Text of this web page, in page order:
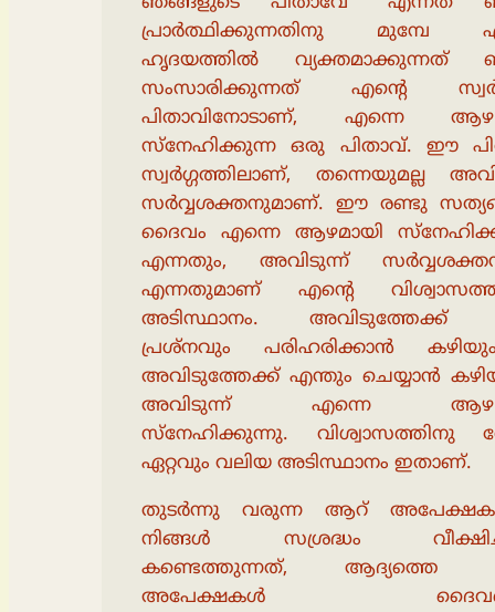
പ്രാർത്ഥിക്കുന്നതിനു മുമ്പേ
ഹൃദയത്തിൽ വ്യക്തമാക്കുന്നത്
സംസാരിക്കുന്നത് എന്റെ
പിതാവിനോടാണ്, എന്നെ
സ്നേഹിക്കുന്ന ഒരു പിതാവ്. ഈ
സ്വർഗ്ഗത്തിലാണ്, തന്നെയുമല്ല
സർവ്വശക്തനുമാണ്. ഈ രണ്ടു
ദൈവം എന്നെ ആഴമായി
എന്നതും, അവിടുന്ന്
എന്നതുമാണ് എൻ്റെ
അടിസ്ഥാനം.
പ്രശ്നവും പരിഹരിക്കാൻ
അവിടുത്തേക്ക് എന്തും ചെയ്യാൻ
അവിടുന്ന് എന്നെ
സ്നേഹിക്കുന്നു. വിശ്വാസത്തിനു
ഏറ്റവും വലിയ അടിസ്ഥാനം ഇതാണ്.
തുടർന്നു വരുന്ന ആറ്
നിങ്ങൾ സശ്രദ്ധം
കണ്ടെത്തുന്നത്, ആദ്യത്തെ
അപേക്ഷകൾ